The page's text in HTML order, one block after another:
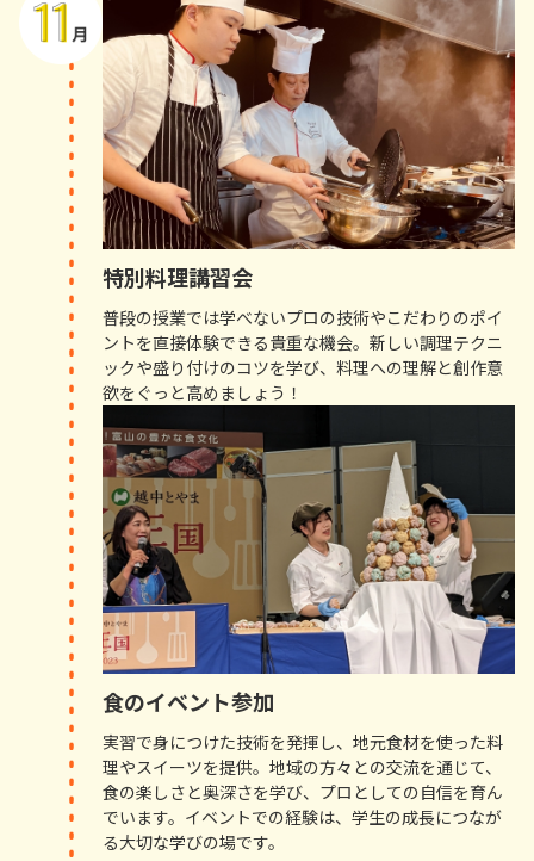
特別料理講習会
普段の授業では学べないプロの技術やこだわりのポイ
ントを直接体験できる貴重な機会。新しい調理テクニ
ックや盛り付けのコツを学び、料理への理解と創作意
欲をぐっと高めましょう！
食のイベント参加
実習で身につけた技術を発揮し、地元食材を使った料
理やスイーツを提供。地域の方々との交流を通じて、
食の楽しさと奥深さを学び、プロとしての自信を育ん
でいます。イベントでの経験は、学生の成長につなが
る大切な学びの場です。